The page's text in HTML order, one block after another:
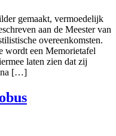
gemaakt, vermoedelijk
aan de Meester van
overeenkomsten.
wordt een Memorietafel
laten zien dat zij
na […]